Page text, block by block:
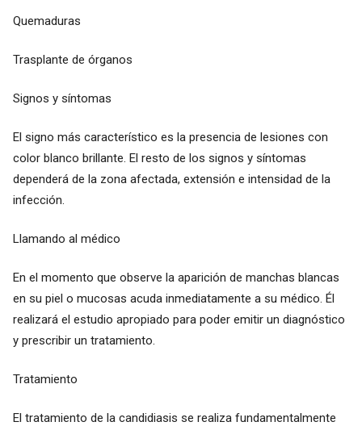
Quemaduras
Trasplante de órganos
Signos y síntomas
El signo más característico es la presencia de lesiones con
color blanco brillante. El resto de los signos y síntomas
dependerá de la zona afectada, extensión e intensidad de la
infección.
Llamando al médico
En el momento que observe la aparición de manchas blancas
en su piel o mucosas acuda inmediatamente a su médico. Él
realizará el estudio apropiado para poder emitir un diagnóstico
y prescribir un tratamiento.
Tratamiento
El tratamiento de la candidiasis se realiza fundamentalmente